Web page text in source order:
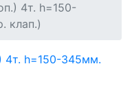
4т. h=150-
клап.)